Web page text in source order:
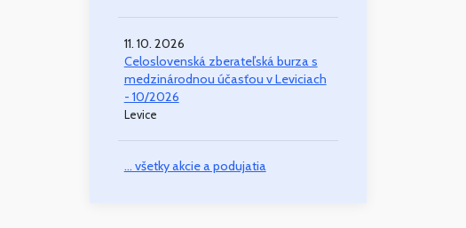
11. 10. 2026
Celoslovenská zberateľská burza s
medzinárodnou účasťou v Leviciach
- 10/2026
Levice
... všetky akcie a podujatia